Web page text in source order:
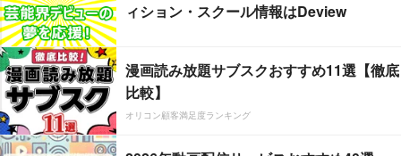
ィション・スクール情報はDeview
漫画読み放題サブスクおすすめ11選【徹底
比較】
オリコン顧客満足度ランキング